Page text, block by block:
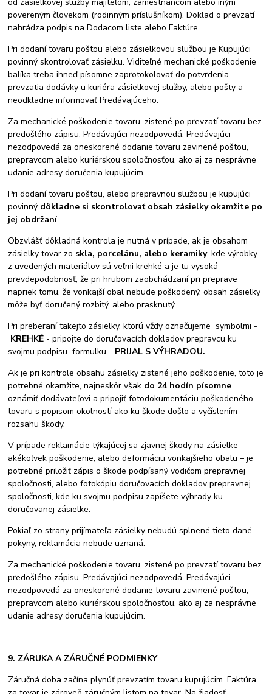
povereným človekom (rodinným príslušníkom). Doklad o prevzatí
nahrádza podpis na Dodacom liste alebo Faktúre.
Pri dodaní tovaru poštou alebo zásielkovou službou je Kupujúci
povinný skontrolovať zásielku. Viditeľné mechanické poškodenie
balíka treba ihneď písomne zaprotokolovať do potvrdenia
prevzatia dodávky u kuriéra zásielkovej služby, alebo pošty a
neodkladne informovať Predávajúceho.
Za mechanické poškodenie tovaru, zistené po prevzatí tovaru bez
predošlého zápisu, Predávajúci nezodpovedá. Predávajúci
nezodpovedá za oneskorené dodanie tovaru zavinené poštou,
prepravcom alebo kuriérskou spoločnosťou, ako aj za nesprávne
udanie adresy doručenia kupujúcim.
Pri dodaní tovaru poštou, alebo prepravnou službou je kupujúci
povinný dôkladne si skontrolovať obsah zásielky okamžite po
jej obdržaní.
Obzvlášť dôkladná kontrola je nutná v prípade, ak je obsahom
zásielky tovar zo skla, porcelánu, alebo keramiky, kde výrobky
z uvedených materiálov sú veľmi krehké a je tu vysoká
prevdepodobnosť, že pri hrubom zaobchádzaní pri preprave
napriek tomu, že vonkajší obal nebude poškodený, obsah zásielky
môže byť doručený rozbitý, alebo prasknutý.
Pri preberaní takejto zásielky, ktorú vždy označujeme symbolmi -
KREHKÉ - pripojte do doručovacích dokladov prepravcu ku
svojmu podpisu formulku - PRIJAL S VÝHRADOU.
Ak je pri kontrole obsahu zásielky zistené jeho poškodenie, toto je
potrebné okamžite, najneskôr však do 24 hodín písomne
oznámiť dodávateľovi a pripojiť fotodokumentáciu poškodeného
tovaru s popisom okolností ako ku škode došlo a vyčíslením
rozsahu škody.
V prípade reklamácie týkajúcej sa zjavnej škody na zásielke –
akékoľvek poškodenie, alebo deformáciu vonkajšieho obalu – je
potrebné priložiť zápis o škode podpísaný vodičom prepravnej
spoločnosti, alebo fotokópiu doručovacích dokladov prepravnej
spoločnosti, kde ku svojmu podpisu zapíšete výhrady ku
doručovanej zásielke.
Pokiaľ zo strany prijímateľa zásielky nebudú splnené tieto dané
pokyny, reklamácia nebude uznaná.
Za mechanické poškodenie tovaru, zistené po prevzatí tovaru bez
predošlého zápisu, Predávajúci nezodpovedá. Predávajúci
nezodpovedá za oneskorené dodanie tovaru zavinené poštou,
prepravcom alebo kuriérskou spoločnosťou, ako aj za nesprávne
udanie adresy doručenia kupujúcim.
9. ZÁRUKA A ZÁRUČNÉ PODMIENKY
Záručná doba začína plynúť prevzatím tovaru kupujúcim. Faktúra